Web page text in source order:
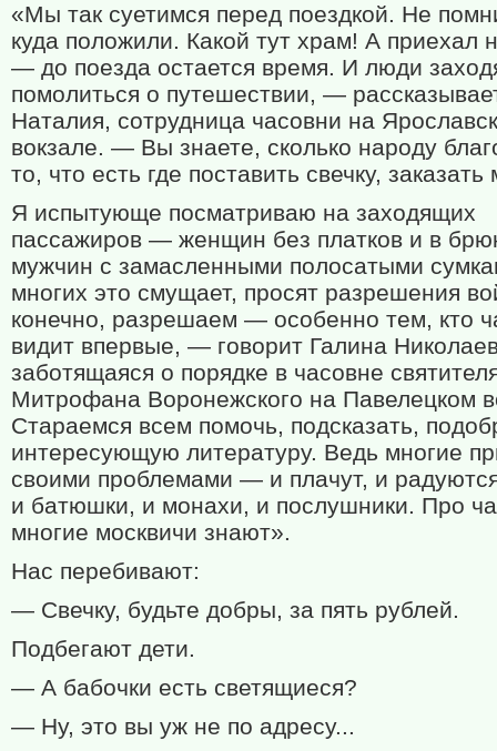
«Мы так суетимся перед поездкой. Не
куда положили. Какой тут храм! А приехал
— до поезда остается время. И люди
помолиться о путешествии, —
Наталия, сотрудница часовни на
вокзале. — Вы знаете, сколько народу
то, что есть где поставить свечку,
Я испытующе посматриваю на заходящих
пассажиров — женщин без платков и в
мужчин с замасленными полосатыми
многих это смущает, просят разрешения
конечно, разрешаем — особенно тем, кто
видит впервые, — говорит Галина
заботящаяся о порядке в часовне
Митрофана Воронежского на Павелецком
Стараемся всем помочь, подсказать,
интересующую литературу. Ведь многие
своими проблемами — и плачут, и
и батюшки, и монахи, и послушники. Про
многие москвичи знают».
Нас перебивают:
— Свечку, будьте добры, за пять рублей.
Подбегают дети.
— А бабочки есть светящиеся?
— Ну, это вы уж не по адресу...